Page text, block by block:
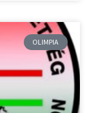
OLIMPIA